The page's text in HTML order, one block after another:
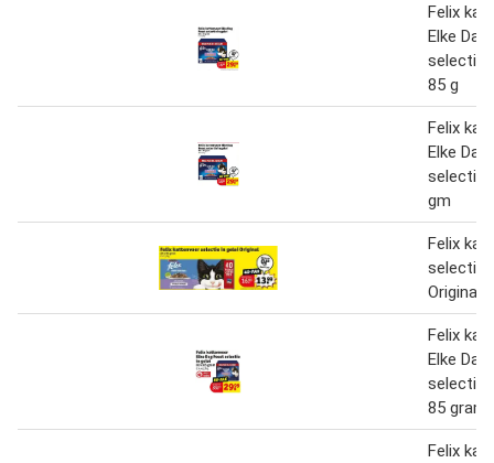
Felix
Elke
selectie
85 g
Felix
Elke
selectie
gm
Felix
selectie
Original
Felix
Elke
selectie
85 gram
Felix